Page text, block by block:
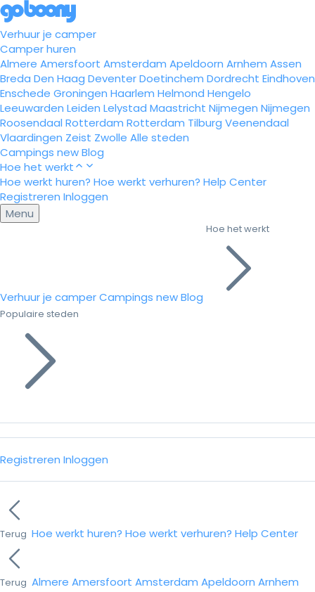
Verhuur je camper
Camper huren
Almere Amersfoort Amsterdam Apeldoorn Arnhem Assen
Breda Den Haag DeventerDoetinchem Dordrecht Eindhoven
Enschede Groningen Haarlem Helmond Hengelo
Leeuwarden Leiden Lelystad Maastricht Nijmegen Nijmegen
Roosendaal Rotterdam Rotterdam Tilburg Veenendaal
Vlaardingen Zeist Zwolle Alle steden
Campings newBlog
Hoe het werkt
Hoe werkt huren? Hoe werkt verhuren? Help Center
Registreren Inloggen
Menu
Verhuur je camperCampings newBlog
Hoe het werkt
Populaire steden
Registreren Inloggen
Terug Hoe werkt huren? Hoe werkt verhuren? Help Center
Terug Almere Amersfoort Amsterdam Apeldoorn Arnhem